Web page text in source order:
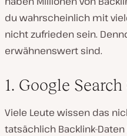
du wahrscheinlich mit
nicht zufrieden sein.
erwähnenswert sind.
1. Google
Viele Leute wissen das
tatsächlich Backlink-